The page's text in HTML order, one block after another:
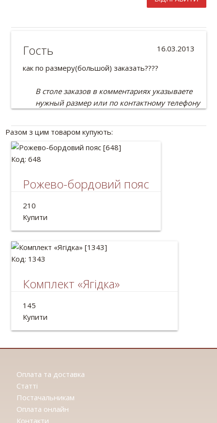
16.03.2013
Гость
как по размеру(большой) заказать????
В столе заказов в комментариях указываете
нужный размер или по контактному телефону
Разом з цим товаром купують:
Код: 648
Рожево-бордовий пояс
Український пояс для шароварів.
Довжина: 2м
210
Купити
Код: 1343
Комплект «Ягідка»
Український комплект: намисто і браслет.
Матеріал: дерево.
145
Купити
Оплата та доставка
Статтi
Постачальникам
Оплата онлайн
Контакти